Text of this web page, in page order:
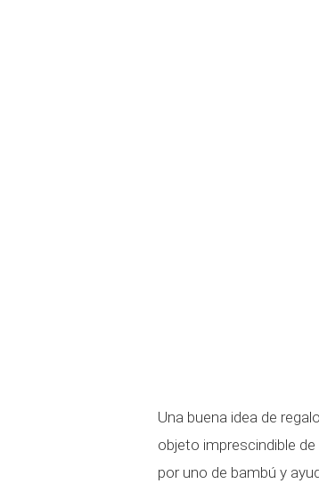
Una buena idea de
objeto imprescindible
por uno de bambú y